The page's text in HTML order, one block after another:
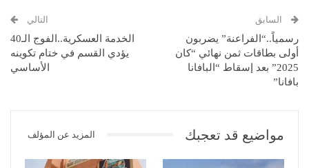
السابق
رسمياً..“الفراعنة” يضربون
أولى بطاقات ثمن نهائي “كان
2025” بعد إسقاط “البافانا
بافانا”
التالي
الخدمة العسكرية..الفوج الـ40
يؤدي القسم في ختام تكوينه
الأساسي
مواضيع قد تعجبك المزيد عن المؤلف